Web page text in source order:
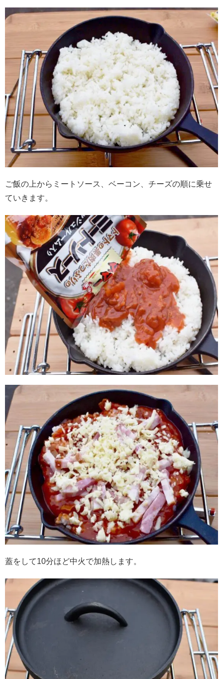
ご飯の上からミートソース、ベーコン、チーズの順に乗せ
ていきます。
蓋をして10分ほど中火で加熱します。